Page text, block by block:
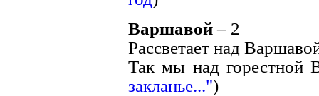
Варшавой– 2
Рассветает над
Так мы над горестной
закланье...")